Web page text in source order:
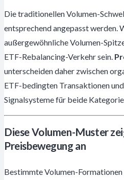
Die traditionellen Volumen-
entsprechend angepasst werden.
außergewöhnliche Volumen-
ETF-Rebalancing-Verkehr sein.
unterscheiden daher zwischen
ETF-bedingten Transaktionen
Signalsysteme für beide
Diese Volumen-Muster
Preisbewegung an
Bestimmte Volumen-